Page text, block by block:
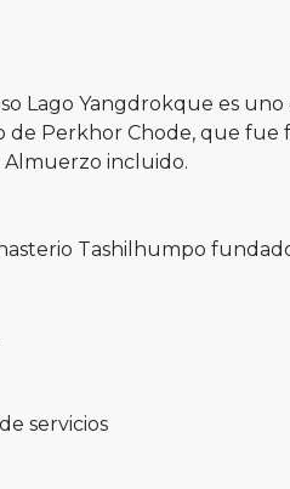
Lago Yangdrokque es
Perkhor Chode, que fue
Almuerzo incluido.
Tashilhumpo
servicios